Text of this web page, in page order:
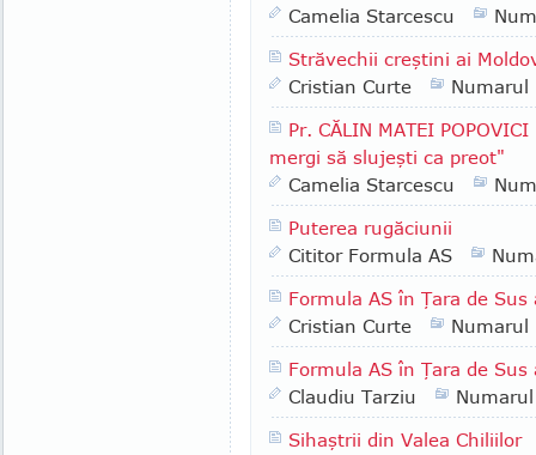
Camelia Starcescu
Străvechii creştini ai
Cristian Curte
Numarul
Pr. CĂLIN MATEI
mergi să slujeşti ca preot"
Camelia Starcescu
Puterea rugăciunii
Cititor Formula AS
Formula AS în Ţara de
Cristian Curte
Numarul
Formula AS în Ţara de
Claudiu Tarziu
Sihaştrii din Valea Chiliilor